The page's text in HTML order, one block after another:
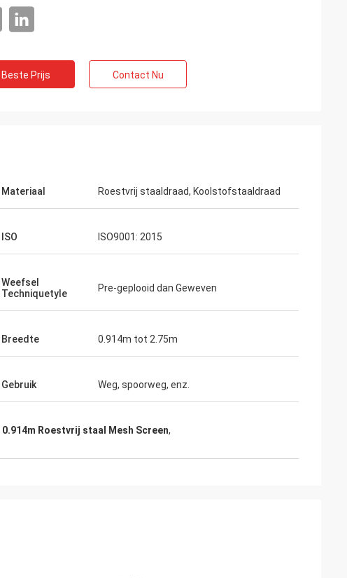
Beste Prijs Contact Nu
Materiaal Roestvrij staaldraad, Koolstofstaaldraad
ISO ISO9001: 2015
Weefsel
Techniquetyle
Pre-geplooid dan Geweven
Breedte 0.914m tot 2.75m
Gebruik Weg, spoorweg, enz.
0.914m Roestvrij staal Mesh Screen,